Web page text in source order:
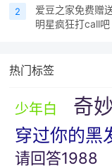
2
爱豆之家免费赠
明星疯狂打call吧
热门标签
少年白 奇
穿过你的黑
请回答1988